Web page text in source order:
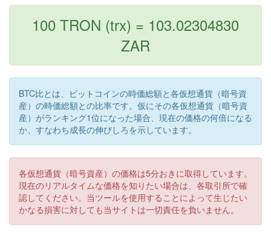
100 TRON (trx) = 103.02304830
ZAR
BTC比とは、ビットコインの時価総額と各仮想通貨（暗号資
産）の時価総額との比率です。仮にその各仮想通貨（暗号資
産）がランキング1位になった場合、現在の価格の何倍になる
か、すなわち成長の伸びしろを示しています。
各仮想通貨（暗号資産）の価格は5分おきに取得しています。
現在のリアルタイムな価格を知りたい場合は、各取引所で確
認してください。当ツールを使用することによって生じたい
かなる損害に対しても当サイトは一切責任を負いません。